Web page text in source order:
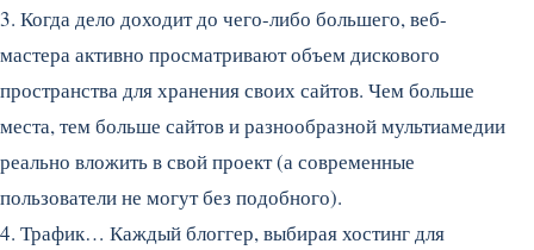
3. Когда дело доходит до чего-либо большего, веб-
мастера активно просматривают объем дискового
пространства для хранения своих сайтов. Чем больше
места, тем больше сайтов и разнообразной мультиамедии
реально вложить в свой проект (а современные
пользователи не могут без подобного).
4. Трафик… Каждый блоггер, выбирая хостинг для